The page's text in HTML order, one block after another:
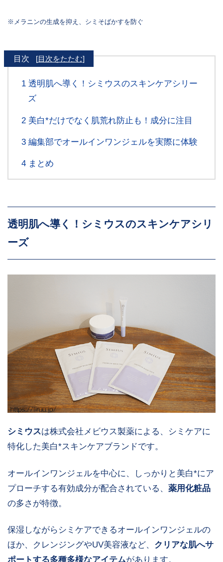
※メラニンの生成を抑え、シミそばかすを防ぐ
目次 [目次をたたむ]
1透明肌へ導く！シミウスのスキンケアシリー
ズ
2美白*だけでなく肌荒れ防止も！成分に注目
3編集部でオールインワンジェルを実際に体験
4まとめ
透明肌へ導く！シミウスのスキンケアシリ
ーズ
シミウスは株式会社メビウス製薬による、シミケアに
特化した美白*スキンケアブランドです。
オールインワンジェルを中心に、しっかりと美白*にア
プローチする有効成分が配合されている、薬用化粧品
の多さが特徴。
保湿しながらシミケアできるオールインワンジェルの
ほか、クレンジングやUV美容液など、 クリアな肌へサ
ポートする多種多様なアイテムがあります。